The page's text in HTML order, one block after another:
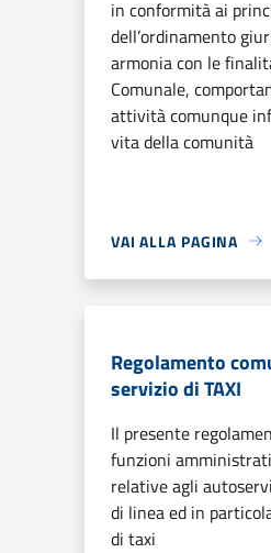
in conformità ai
dell’ordinamento
armonia con le
Comunale,
attività comunque
vita della comunità
VAI ALLA PAGINA
Regolamento
servizio di TAXI
Il presente
funzioni
relative agli
di linea ed in
di taxi